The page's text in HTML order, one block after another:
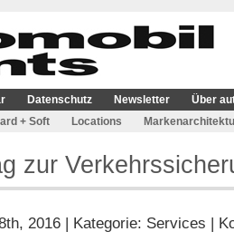
Datenschutz Newsletter
Über
+ Soft Locations
zur
2016 | Kategorie: Services |